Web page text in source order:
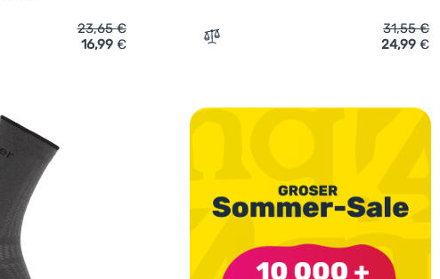
Icebreaker W Lifestyle Fine Gauge Crew' hinzufügen
23,65€
16,99 € Zum Vergleich 'Warme
31,55€
24,99€